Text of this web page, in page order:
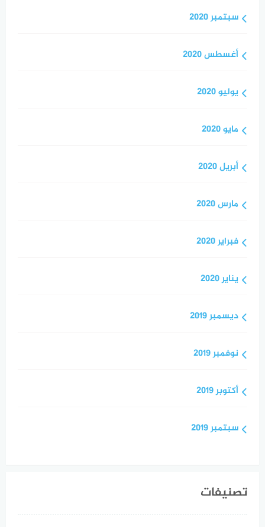
سبتمبر 2020
أغسطس 2020
يوليو 2020
مايو 2020
أبريل 2020
مارس 2020
فبراير 2020
يناير 2020
ديسمبر 2019
نوفمبر 2019
أكتوبر 2019
سبتمبر 2019
تصنيفات